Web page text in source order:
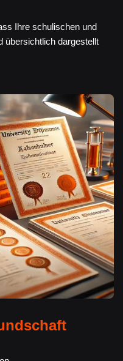
Ihre schulischen und
übersichtlich dargestellt